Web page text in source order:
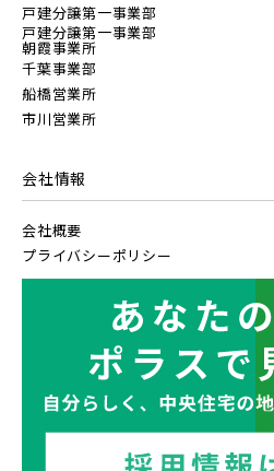
京成成田スカイアクセス線
京成千葉線
西武線
西武池袋線
西武新宿線
JR常磐線 [快速]
JR中央・総武線 [各駅停車]
JR総武線 [快速]
JR京葉線
見学OK
【予告広告】リーズン青砥 ア
始。◆京成本線・京成押上線「青砥
地図内の物件アイコンを
クリックすると
このカコミに
物件概要が表示されます
販売開始前の物件
埼玉県所沢市
戸建分譲第一事業部
戸建分譲第一事業部
朝霞事業所
千葉事業部
船橋営業所
市川営業所
会社情報
会社概要
プライバシーポリシー